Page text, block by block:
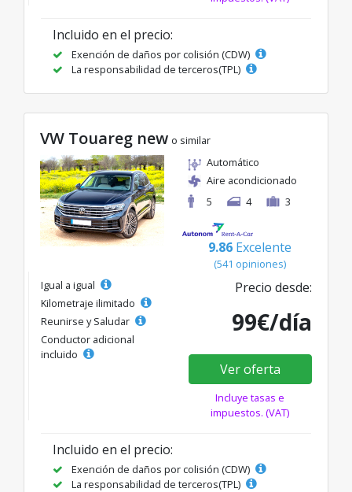
Incluido en el precio:
Exención de daños por colisión (CDW)
La responsabilidad de terceros(TPL)
VW Touareg new o similar
Automático
Aire acondicionado
5
4 3
9.86 Excelente
(541 opiniones)
Igual a igual
Kilometraje ilimitado
Reunirse y Saludar
Conductor adicional
incluido
Precio desde:
99€/día
Ver oferta
Incluye tasas e
impuestos. (VAT)
Incluido en el precio:
Exención de daños por colisión (CDW)
La responsabilidad de terceros(TPL)